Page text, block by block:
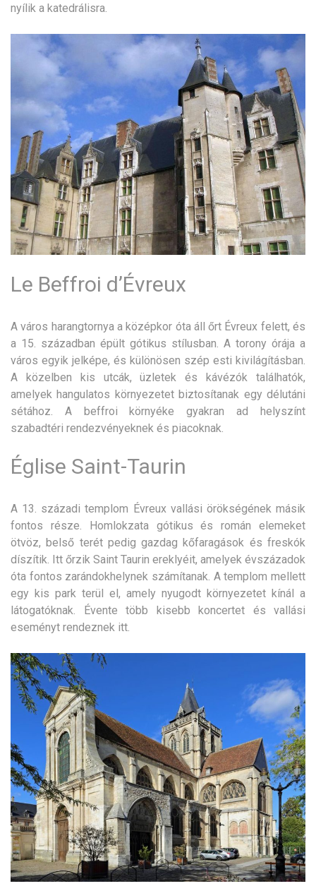
nyílik a katedrálisra.
Le Beffroi d’Évreux
A város harangtornya a középkor óta áll őrt Évreux felett, és
a 15. században épült gótikus stílusban. A torony órája a
város egyik jelképe, és különösen szép esti kivilágításban.
A közelben kis utcák, üzletek és kávézók találhatók,
amelyek hangulatos környezetet biztosítanak egy délutáni
sétához. A beffroi környéke gyakran ad helyszínt
szabadtéri rendezvényeknek és piacoknak.
Église Saint-Taurin
A 13. századi templom Évreux vallási örökségének másik
fontos része. Homlokzata gótikus és román elemeket
ötvöz, belső terét pedig gazdag kőfaragások és freskók
díszítik. Itt őrzik Saint Taurin ereklyéit, amelyek évszázadok
óta fontos zarándokhelynek számítanak. A templom mellett
egy kis park terül el, amely nyugodt környezetet kínál a
látogatóknak. Évente több kisebb koncertet és vallási
eseményt rendeznek itt.